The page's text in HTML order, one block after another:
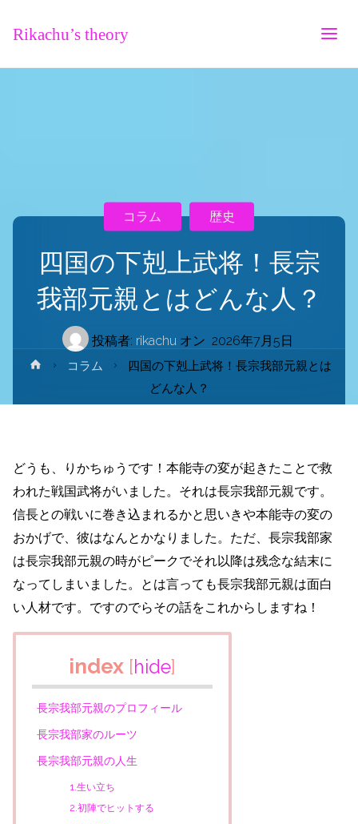
Rikachu’s theory
四国の下剋上武将！長宗
我部元親とはどんな人？
投稿者: rikachu オン 2026年7月5日
コラム 歴史
ホ
ム
コラム
四国の下剋上武将！長宗我部元親とは
どんな人？
どうも、りかちゅうです！本能寺の変が起きたことで救
われた戦国武将がいました。それは長宗我部元親です。
信長との戦いに巻き込まれるかと思いきや本能寺の変の
おかげで、彼はなんとかなりました。ただ、長宗我部家
は長宗我部元親の時がピークでそれ以降は残念な結末に
なってしまいました。とは言っても長宗我部元親は面白
い人材です。ですのでらその話をこれからしますね！
index [hide]
長宗我部元親のプロフィール
長宗我部家のルーツ
長宗我部元親の人生
1.生い立ち
2.初陣でヒットする